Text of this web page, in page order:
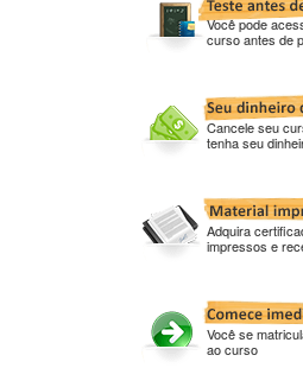
Você pode
curso antes de
Cancele seu
tenha seu
Adquira
impressos e
Você se
ao curso